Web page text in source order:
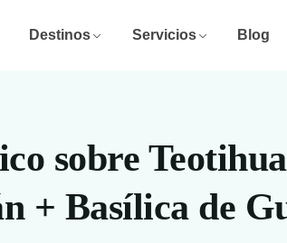
Destinos Servicios Blog
sobre
+ Basílica de